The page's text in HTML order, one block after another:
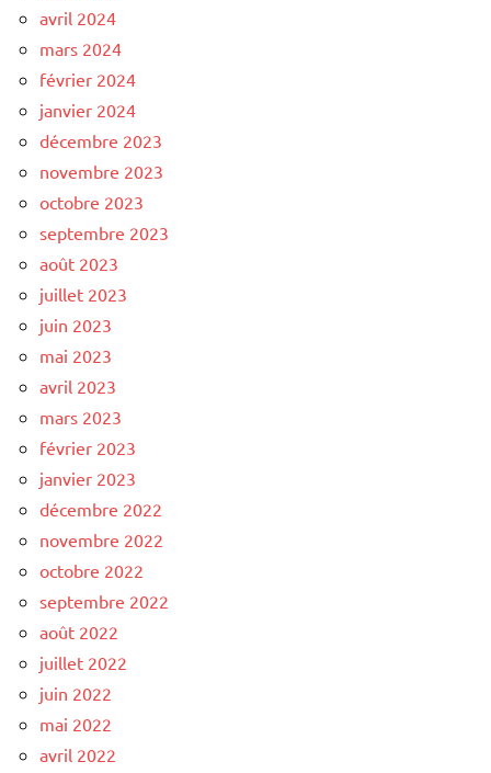
avril 2024
mars 2024
février 2024
janvier 2024
décembre 2023
novembre 2023
octobre 2023
septembre 2023
août 2023
juillet 2023
juin 2023
mai 2023
avril 2023
mars 2023
février 2023
janvier 2023
décembre 2022
novembre 2022
octobre 2022
septembre 2022
août 2022
juillet 2022
juin 2022
mai 2022
avril 2022